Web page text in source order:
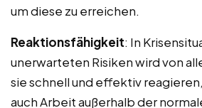
um diese zu erreichen.
Reaktionsfähigkeit: In
unerwarteten Risiken wird von
sie schnell und effektiv
auch Arbeit außerhalb der